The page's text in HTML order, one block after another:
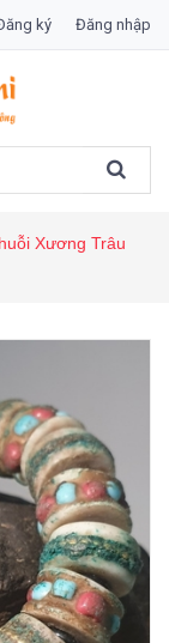
ký Đăng nhập
Xương Trâu